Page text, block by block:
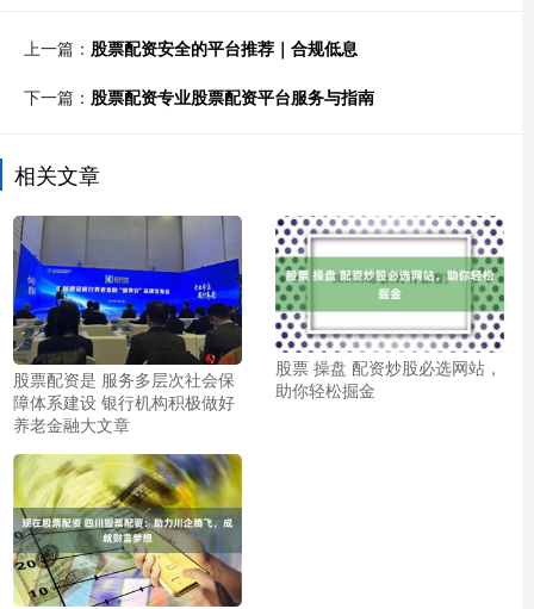
上一篇： 股票配资安全的平台推荐｜合规低息
下一篇： 股票配资专业股票配资平台服务与指南
相关文章
股票配资是 服务多层次社会保
障体系建设 银行机构积极做好
养老金融大文章
股票 操盘 配资炒股必选网站，
助你轻松掘金